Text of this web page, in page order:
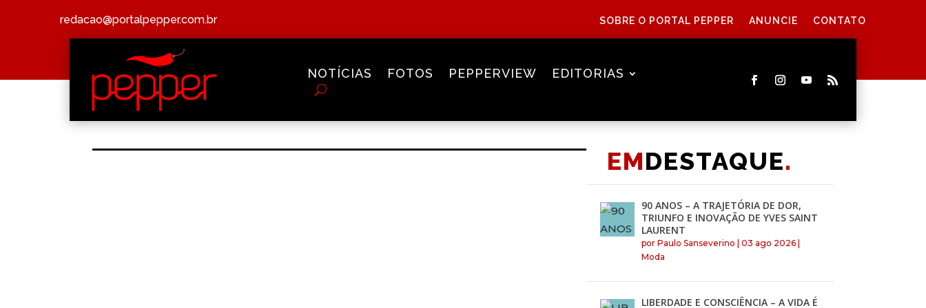
redacao@portalpepper.com.br SOBRE O PORTAL PEPPER ANUNCIE CONTATO
NOTÍCIAS FOTOS PEPPERVIEW EDITORIAS
EMDESTAQUE.
90 ANOS – A TRAJETÓRIA DE DOR,
TRIUNFO E INOVAÇÃO DE YVES SAINT
LAURENT
porPaulo Sanseverino |03 ago 2026
Moda
LIBERDADE E CONSCIÊNCIA – A VIDA É